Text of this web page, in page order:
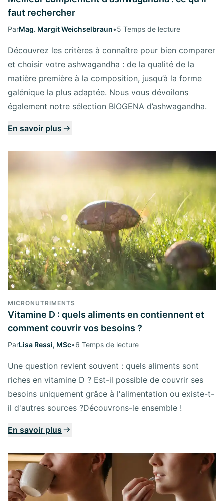
faut rechercher
ParMag. Margit Weichselbraun•5 Temps de lecture
Découvrez les critères à connaître pour bien comparer
et choisir votre ashwagandha : de la qualité de la
matière première à la composition, jusqu’à la forme
galénique la plus adaptée. Nous vous dévoilons
également notre sélection BIOGENA d’ashwagandha.
En savoir plus
MICRONUTRIMENTS
Vitamine D : quels aliments en contiennent et
comment couvrir vos besoins ?
ParLisa Ressi, MSc•6 Temps de lecture
Une question revient souvent : quels aliments sont
riches en vitamine D ? Est-il possible de couvrir ses
besoins uniquement grâce à l'alimentation ou existe-t-
il d'autres sources ?Découvrons-le ensemble !
En savoir plus